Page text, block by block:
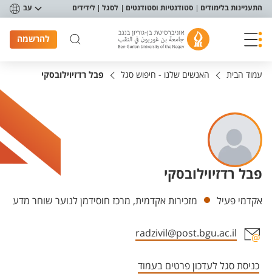
תפריט נגישות
התעניינות בלימודים סטודנטיות וסטודנטים לסגל לידידים עב
להרשמה
עמוד הבית האנשים שלנו - חיפוש סגל פבל רדזיוילובסקי
פבל רדזיוילובסקי
יחידות
אקדמי פעיל מזכירות אקדמית, מרכז חוסידמן לנוער שוחר מדע
radzivil@post.bgu.ac.il
כניסת סגל לעדכון פרטים בעמוד